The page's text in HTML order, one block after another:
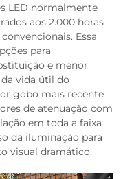
LED normalmente
aos 2.000 horas
Essa
para
e menor
vida útil do
gobo mais recente
de atenuação com
em toda a faixa
da iluminação para
visual dramático.